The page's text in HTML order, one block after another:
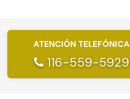
ATENCIÓN TELEFÓNICA
116-559-5929